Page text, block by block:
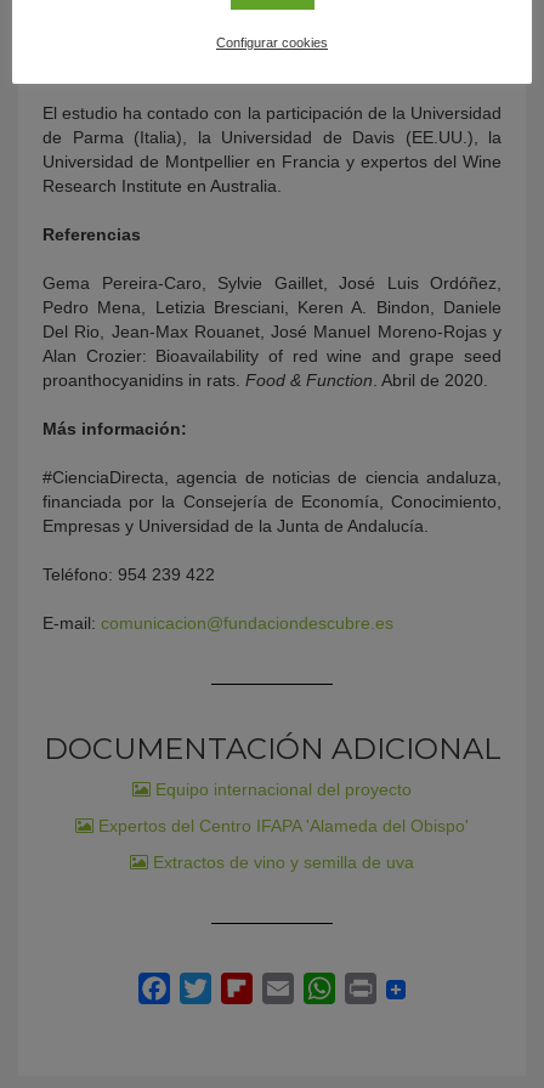
incorporar en la dieta mediante a través de la ingesta de
otros productos, como panes o galletas“, adelanta la
El estudio ha contado con la participación de la Universidad
de Parma (Italia), la Universidad de Davis (EE.UU.), la
Universidad de Montpellier en Francia y expertos del Wine
Research Institute en Australia.
Referencias
Gema Pereira-Caro, Sylvie Gaillet, José Luis Ordóñez,
Pedro Mena, Letizia Bresciani, Keren A. Bindon, Daniele
Del Rio, Jean-Max Rouanet, José Manuel Moreno-Rojas y
Alan Crozier: Bioavailability of red wine and grape seed
proanthocyanidins in rats. Food & Function. Abril de 2020.
Más información:
#CienciaDirecta, agencia de noticias de ciencia andaluza,
financiada por la Consejería de Economía, Conocimiento,
Empresas y Universidad de la Junta de Andalucía.
Teléfono: 954 239 422
E-mail: comunicacion@fundaciondescubre.es
DOCUMENTACIÓN ADICIONAL
Equipo internacional del proyecto
Expertos del Centro IFAPA 'Alameda del Obispo'
Extractos de vino y semilla de uva
Configurar cookies